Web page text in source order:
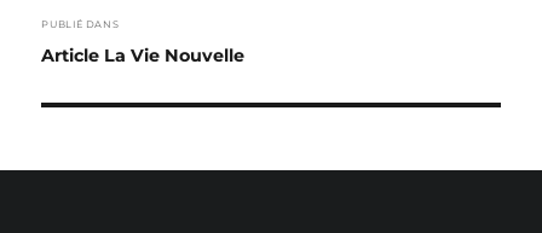
DE
PUBLIÉ DANS
Article La Vie Nouvelle